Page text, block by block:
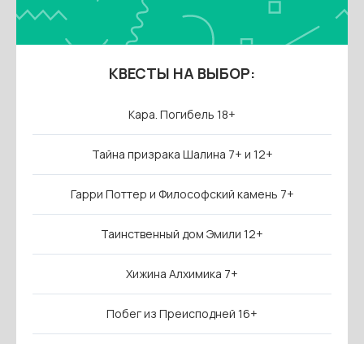
КВЕСТЫ НА ВЫБОР:
Кара. Погибель 18+
Тайна призрака Шалина 7+ и 12+
Гарри Поттер и Философский камень 7+
Таинственный дом Эмили 12+
Хижина Алхимика 7+
Побег из Преисподней 16+